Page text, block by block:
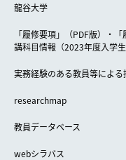
龍谷大学
「履修要項」（PDF版）・
講科目情報（2023年度入学生
実務経験のある教員等によ
researchmap
教員データベース
webシラバス